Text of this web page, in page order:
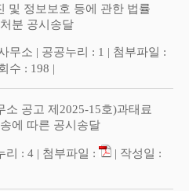
및 정보보호 등에 관한 법률
분 공시송달
무소 | 공공누리 : 1 | 첨부파일 :
수 : 198 |
소 공고 제2025-15호)과태료
에 따른 공시송달
리 : 4 | 첨부파일 :
| 작성일 :